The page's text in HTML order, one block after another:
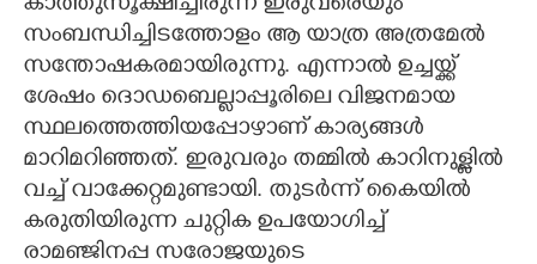
സംബന്ധിച്ചിടത്തോളം ആ യാത്ര അത്രമേൽ
സന്തോഷകരമായിരുന്നു. എന്നാൽ ഉച്ചയ്ക്ക്
ശേഷം ദൊഡബെല്ലാപ്പൂരിലെ വിജനമായ
സ്ഥലത്തെത്തിയപ്പോഴാണ് കാര്യങ്ങൾ
മാറിമറിഞ്ഞത്. ഇരുവരും തമ്മിൽ കാറിനുള്ളിൽ
വച്ച് വാക്കേറ്റമുണ്ടായി. തുടർന്ന് കൈയിൽ
കരുതിയിരുന്ന ചുറ്റിക ഉപയോഗിച്ച്
രാമഞ്ജിനപ്പ സരോജയുടെ